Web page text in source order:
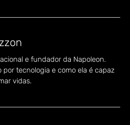
e fundador da Napoleon.
por tecnologia e como ela é capaz
vidas.